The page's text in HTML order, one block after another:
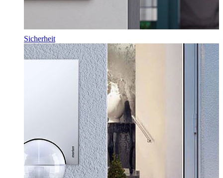
Sicherheit